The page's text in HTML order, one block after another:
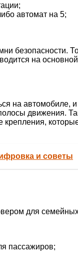
автомат на 5;
безопасности.
на
на автомобиле,
движения.
и советы
для
пассажиров;